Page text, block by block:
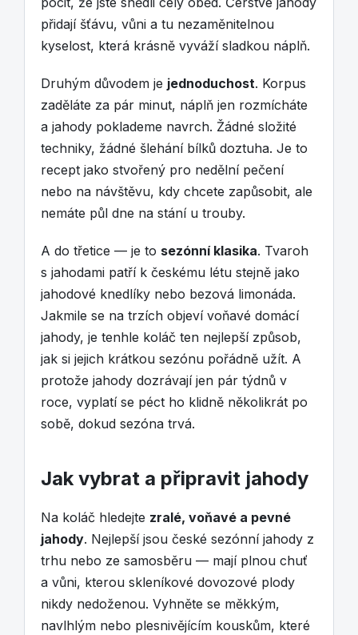
přidají šťávu, vůni a tu nezaměnitelnou
kyselost, která krásně vyváží sladkou náplň.
Druhým důvodem je jednoduchost. Korpus
zaděláte za pár minut, náplň jen rozmícháte
a jahody poklademe navrch. Žádné složité
techniky, žádné šlehání bílků doztuha. Je to
recept jako stvořený pro nedělní pečení
nebo na návštěvu, kdy chcete zapůsobit, ale
nemáte půl dne na stání u trouby.
A do třetice — je to sezónní klasika. Tvaroh
s jahodami patří k českému létu stejně jako
jahodové knedlíky nebo bezová limonáda.
Jakmile se na trzích objeví voňavé domácí
jahody, je tenhle koláč ten nejlepší způsob,
jak si jejich krátkou sezónu pořádně užít. A
protože jahody dozrávají jen pár týdnů v
roce, vyplatí se péct ho klidně několikrát po
sobě, dokud sezóna trvá.
Jak vybrat a připravit jahody
Na koláč hledejte zralé, voňavé a pevné
jahody. Nejlepší jsou české sezónní jahody z
trhu nebo ze samosběru — mají plnou chuť
a vůni, kterou skleníkové dovozové plody
nikdy nedoženou. Vyhněte se měkkým,
navlhlým nebo plesnivějícím kouskům, které